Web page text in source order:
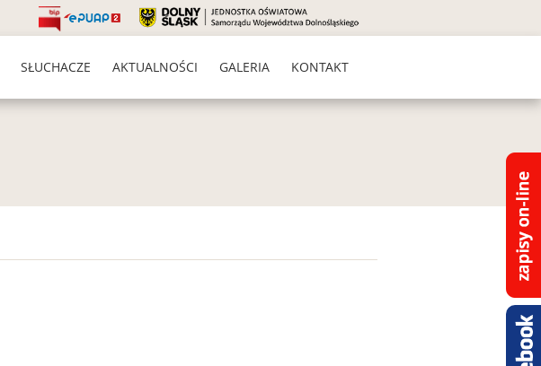
SŁUCHACZE AKTUALNOŚCI GALERIA KONTAKT